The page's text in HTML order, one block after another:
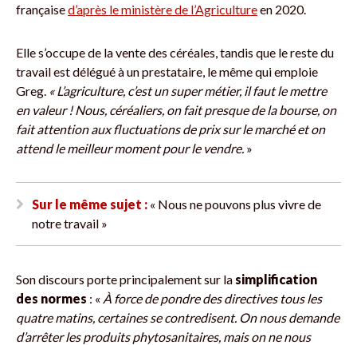
françaised’après le ministère de l’Agricultureen 2020.
Elle s’occupe de la vente des céréales, tandis que le reste du
travail est délégué à un prestataire, le même qui emploie
Greg. « L’agriculture, c’est un super métier, il faut le mettre
en valeur ! Nous, céréaliers, on fait presque de la bourse, on
fait attention aux fluctuations de prix sur le marché et on
attend le meilleur moment pour le vendre. »
Sur le même sujet : « Nous ne pouvons plus vivre de
notre travail »
Son discours porte principalement sur la simplification
des normes : « À force de pondre des directives tous les
quatre matins, certaines se contredisent. On nous demande
d’arrêter les produits phytosanitaires, mais on ne nous